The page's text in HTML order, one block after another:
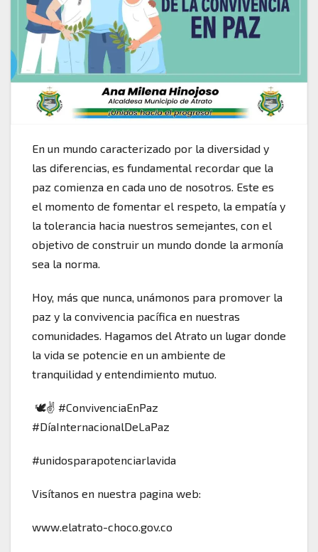
En un mundo caracterizado por la diversidad y
las diferencias, es fundamental recordar que la
paz comienza en cada uno de nosotros. Este es
el momento de fomentar el respeto, la empatía y
la tolerancia hacia nuestros semejantes, con el
objetivo de construir un mundo donde la armonía
sea la norma.
Hoy, más que nunca, unámonos para promover la
paz y la convivencia pacífica en nuestras
comunidades. Hagamos del Atrato un lugar donde
la vida se potencie en un ambiente de
tranquilidad y entendimiento mutuo.
🕊️✌️ #ConvivenciaEnPaz
#DíaInternacionalDeLaPaz
#unidosparapotenciarlavida
Visítanos en nuestra pagina web:
www.elatrato-choco.gov.co